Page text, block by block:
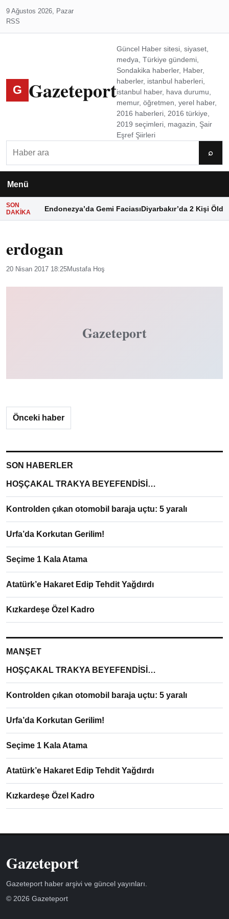
9 Ağustos 2026, Pazar
RSS
G Gazeteport
Güncel Haber sitesi, siyaset,
medya, Türkiye gündemi,
Sondakika haberler, Haber,
haberler, istanbul haberleri,
istanbul haber, hava durumu,
memur, öğretmen, yerel haber,
2016 haberleri, 2016 türkiye,
2019 seçimleri, magazin, Şair
Eşref Şiirleri
⌕
Menü
SON
DAKIKA
Endonezya’da Gemi FaciasıDiyarbakır’da 2 Kişi Öldü
erdogan
20 Nisan 2017 18:25Mustafa Hoş
Gazeteport
Önceki haber
SON HABERLER
HOŞÇAKAL TRAKYA BEYEFENDİSİ…
Kontrolden çıkan otomobil baraja uçtu: 5 yaralı
Urfa’da Korkutan Gerilim!
Seçime 1 Kala Atama
Atatürk’e Hakaret Edip Tehdit Yağdırdı
Kızkardeşe Özel Kadro
MANŞET
HOŞÇAKAL TRAKYA BEYEFENDİSİ…
Kontrolden çıkan otomobil baraja uçtu: 5 yaralı
Urfa’da Korkutan Gerilim!
Seçime 1 Kala Atama
Atatürk’e Hakaret Edip Tehdit Yağdırdı
Kızkardeşe Özel Kadro
Gazeteport
Gazeteport haber arşivi ve güncel yayınları.
© 2026 Gazeteport